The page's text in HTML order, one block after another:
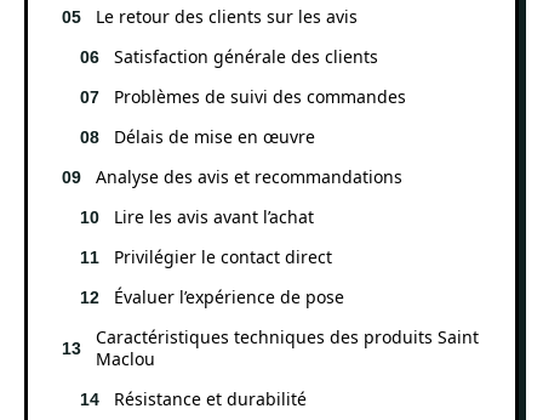
Le retour des clients sur les avis
Satisfaction générale des clients
Problèmes de suivi des commandes
Délais de mise en œuvre
Analyse des avis et recommandations
Lire les avis avant l’achat
Privilégier le contact direct
Évaluer l’expérience de pose
Caractéristiques techniques des produits Saint
Maclou
Résistance et durabilité